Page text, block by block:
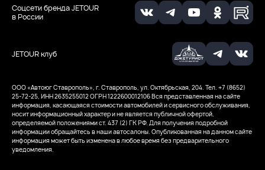
JETOUR клуб
Соцсети бренда JETOUR
в России
ООО «Автоюг Ставрополь», г. Ставрополь, ул. Октябрьская, 204. Тел. +7 (8652)
25-72-25, ИНН 2635255012ОГРН 1222600012106Вся представленная на сайте
информация, касающаяся стоимости автомобилей и сервисного обслуживания,
носит информационный характер и не является публичной офертой,
определяемой положениями ст. 437 (2) ГК РФ. Для получения подробной
информации обращайтесь в наши автосалоны. Опубликованная на данном сайте
информация может быть изменена в любое время без предварительного
уведомления.